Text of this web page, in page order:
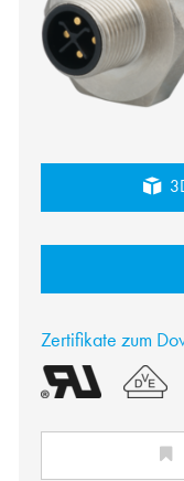
Zertifikate zum